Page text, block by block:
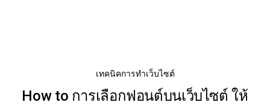
เทคนิคการทำเว็บไซต์
How to การเลือกฟอนต์บนเว็บไซต์ ให้